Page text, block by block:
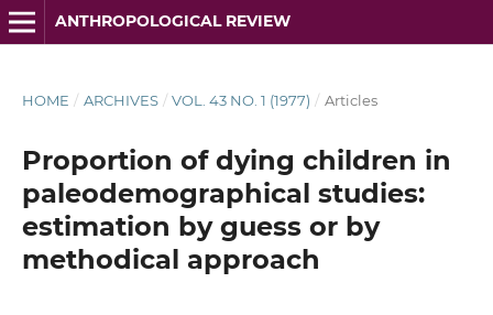
ANTHROPOLOGICAL REVIEW
HOME / ARCHIVES / VOL. 43 NO. 1 (1977) / Articles
Proportion of dying children in
paleodemographical studies:
estimation by guess or by
methodical approach